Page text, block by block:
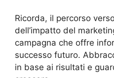
Ricorda, il percorso
dell’impatto del
campagna che offre
successo futuro.
in base ai risultati e